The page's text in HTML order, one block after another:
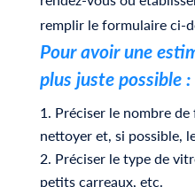
remplir le formulaire ci-
Pour avoir une
plus juste possible :
Préciser le nombre
nettoyer et, si possible,
Préciser le type de
petits carreaux, etc.